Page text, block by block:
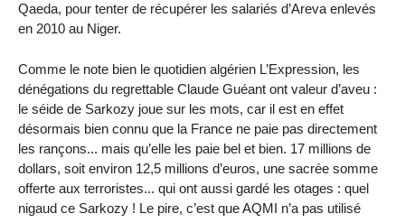
Qaeda, pour tenter de récupérer les salariés d’Areva enlevés
en 2010 au Niger.
Comme le note bien le quotidien algérien L’Expression, les
dénégations du regrettable Claude Guéant ont valeur d’aveu :
le séide de Sarkozy joue sur les mots, car il est en effet
désormais bien connu que la France ne paie pas directement
les rançons... mais qu’elle les paie bel et bien. 17 millions de
dollars, soit environ 12,5 millions d’euros, une sacrée somme
offerte aux terroristes... qui ont aussi gardé les otages : quel
nigaud ce Sarkozy ! Le pire, c’est que AQMI n’a pas utilisé